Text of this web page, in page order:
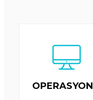
OPERASYON